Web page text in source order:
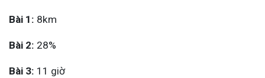
Bài 1: 8km
Bài 2: 28%
Bài 3: 11 giờ